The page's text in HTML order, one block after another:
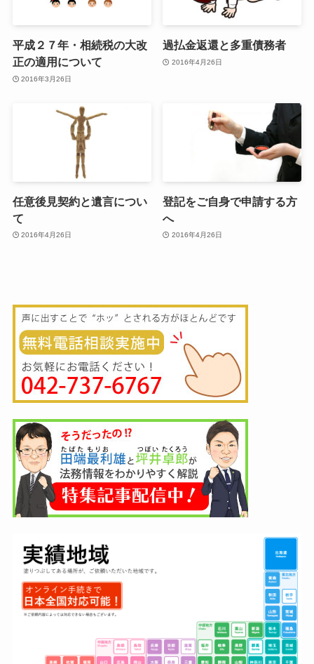
平成２７年・相続税の大改
正の適用について
2016年3月26日
過払金返還と多重債務者
2016年4月26日
任意後見契約と遺言につい
て
2016年4月26日
登記をご自身で申請する方
へ
2016年4月26日